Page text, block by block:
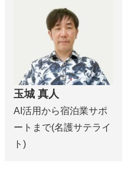
玉城 真人
AI活用から宿泊業サポ
ートまで(名護サテライ
ト)